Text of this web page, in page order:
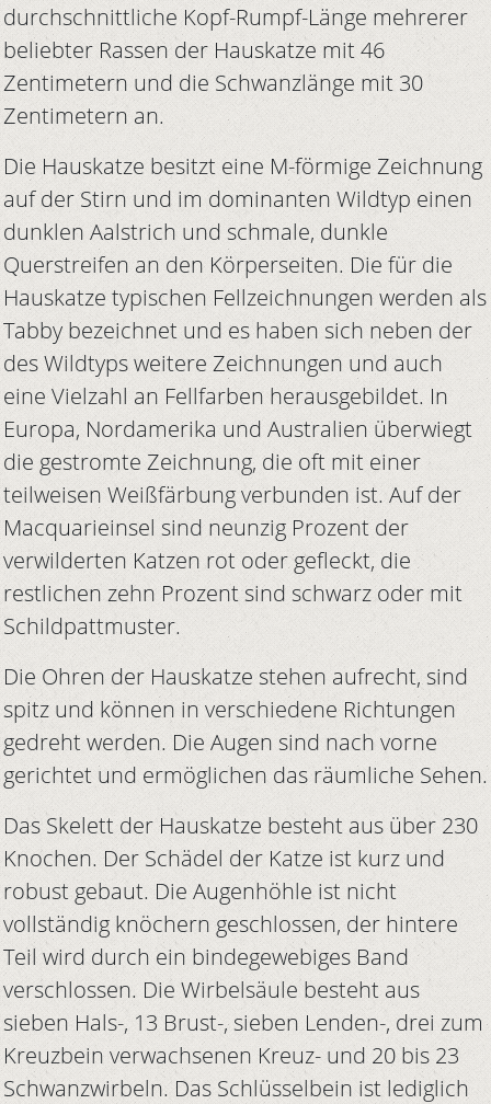
durchschnittliche Kopf-Rumpf-Länge mehrerer
beliebter Rassen der Hauskatze mit 46
Zentimetern und die Schwanzlänge mit 30
Zentimetern an.
Die Hauskatze besitzt eine M-förmige Zeichnung
auf der Stirn und im dominanten Wildtyp einen
dunklen Aalstrich und schmale, dunkle
Querstreifen an den Körperseiten. Die für die
Hauskatze typischen Fellzeichnungen werden als
Tabby bezeichnet und es haben sich neben der
des Wildtyps weitere Zeichnungen und auch
eine Vielzahl an Fellfarben herausgebildet. In
Europa, Nordamerika und Australien überwiegt
die gestromte Zeichnung, die oft mit einer
teilweisen Weißfärbung verbunden ist. Auf der
Macquarieinsel sind neunzig Prozent der
verwilderten Katzen rot oder gefleckt, die
restlichen zehn Prozent sind schwarz oder mit
Schildpattmuster.
Die Ohren der Hauskatze stehen aufrecht, sind
spitz und können in verschiedene Richtungen
gedreht werden. Die Augen sind nach vorne
gerichtet und ermöglichen das räumliche Sehen.
Das Skelett der Hauskatze besteht aus über 230
Knochen. Der Schädel der Katze ist kurz und
robust gebaut. Die Augenhöhle ist nicht
vollständig knöchern geschlossen, der hintere
Teil wird durch ein bindegewebiges Band
verschlossen. Die Wirbelsäule besteht aus
sieben Hals-, 13 Brust-, sieben Lenden-, drei zum
Kreuzbein verwachsenen Kreuz- und 20 bis 23
Schwanzwirbeln. Das Schlüsselbein ist lediglich